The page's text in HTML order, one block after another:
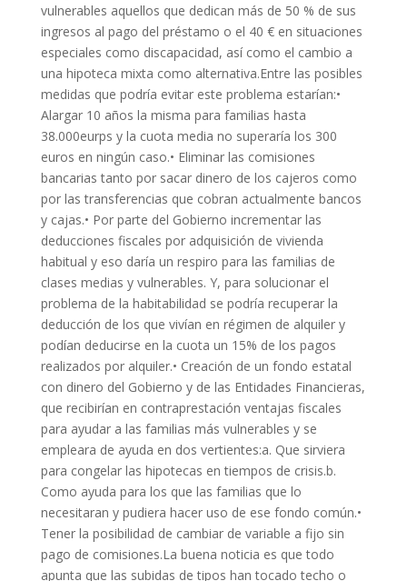
vulnerables aquellos que dedican más de 50 % de sus
ingresos al pago del préstamo o el 40 € en situaciones
especiales como discapacidad, así como el cambio a
una hipoteca mixta como alternativa.Entre las posibles
medidas que podría evitar este problema estarían:•
Alargar 10 años la misma para familias hasta
38.000eurps y la cuota media no superaría los 300
euros en ningún caso.• Eliminar las comisiones
bancarias tanto por sacar dinero de los cajeros como
por las transferencias que cobran actualmente bancos
y cajas.• Por parte del Gobierno incrementar las
deducciones fiscales por adquisición de vivienda
habitual y eso daría un respiro para las familias de
clases medias y vulnerables. Y, para solucionar el
problema de la habitabilidad se podría recuperar la
deducción de los que vivían en régimen de alquiler y
podían deducirse en la cuota un 15% de los pagos
realizados por alquiler.• Creación de un fondo estatal
con dinero del Gobierno y de las Entidades Financieras,
que recibirían en contraprestación ventajas fiscales
para ayudar a las familias más vulnerables y se
empleara de ayuda en dos vertientes:a. Que sirviera
para congelar las hipotecas en tiempos de crisis.b.
Como ayuda para los que las familias que lo
necesitaran y pudiera hacer uso de ese fondo común.•
Tener la posibilidad de cambiar de variable a fijo sin
pago de comisiones.La buena noticia es que todo
apunta que las subidas de tipos han tocado techo o